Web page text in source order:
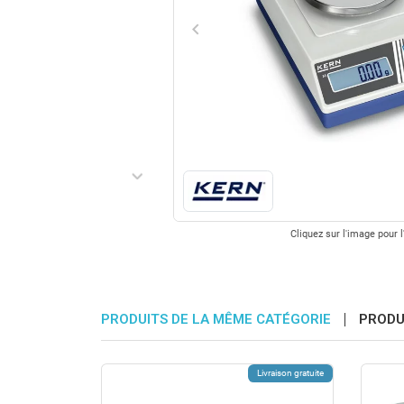
keyboard_arrow_right
Précédent
keyboard_arrow_left
Cliquez sur l'image pour
PRODUITS DE LA MÊME CATÉGORIE
Livraison gratuite